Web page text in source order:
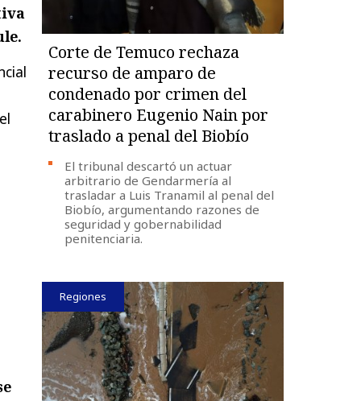
Corte de Temuco rechaza
recurso de amparo de
condenado por crimen del
carabinero Eugenio Nain por
traslado a penal del Biobío
El tribunal descartó un actuar
arbitrario de Gendarmería al
trasladar a Luis Tranamil al penal del
Biobío, argumentando razones de
seguridad y gobernabilidad
penitenciaria.
Regiones